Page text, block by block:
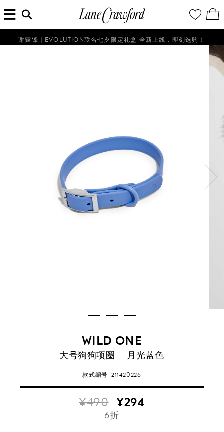
探
的
愿
望
清
单
看
／
修
购
物
袋
单
入
搜
索
信
息...
谢霆锋｜EVOLUTION联名七夕限定礼盒 全新上线，即刻选购！
WILD ONE
大号狗狗项圈 — 月光蓝色
款式编号211420226
¥490 ¥294
6折